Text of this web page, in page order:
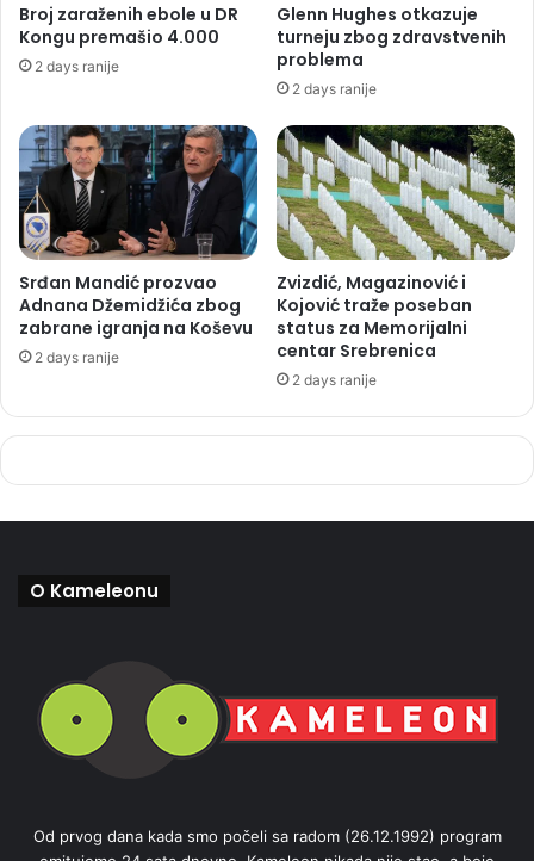
Broj zaraženih ebole u DR
Kongu premašio 4.000
2 days ranije
Glenn Hughes otkazuje
turneju zbog zdravstvenih
problema
2 days ranije
Srđan Mandić prozvao
Adnana Džemidžića zbog
zabrane igranja na Koševu
2 days ranije
Zvizdić, Magazinović i
Kojović traže poseban
status za Memorijalni
centar Srebrenica
2 days ranije
O Kameleonu
Od prvog dana kada smo počeli sa radom (26.12.1992) program